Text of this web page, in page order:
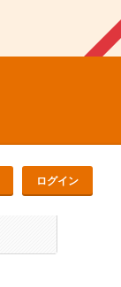
ログイン